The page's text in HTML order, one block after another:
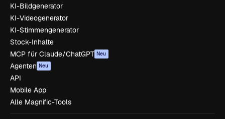
KI-Bildgenerator
KI-Videogenerator
KI-Stimmengenerator
Stock-Inhalte
MCP für Claude/ChatGPT Neu
Agenten Neu
API
Mobile App
Alle Magnific-Tools